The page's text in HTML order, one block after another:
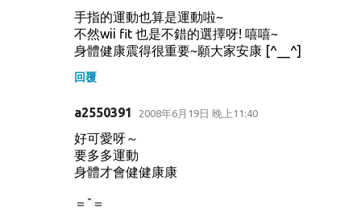
手指的運動也算是運動啦~
不然wii fit 也是不錯的選擇呀! 嘻嘻~
身體健康震得很重要~願大家安康 [^__^]
回覆
a2550391 2008年6月19日 晚上11:40
好可愛呀～
要多多運動
身體才會健健康康
＝ˇ＝